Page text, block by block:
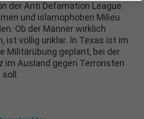
der Anti Defamation League
und islamophoben Milieu
Ob der Männer wirklich
ist völlig unklar. In Texas ist im
Militärübung geplant, bei der
im Ausland gegen Terroristen